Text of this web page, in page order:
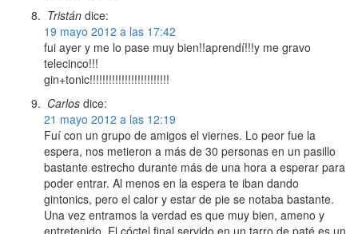
Tristán dice:
19 mayo 2012 a las 17:42
fui ayer y me lo pase muy bien!!aprendí!!!y me gravo
telecinco!!!
gin+tonic!!!!!!!!!!!!!!!!!!!!!!!!!
Carlos dice:
21 mayo 2012 a las 12:19
Fuí con un grupo de amigos el viernes. Lo peor fue la
espera, nos metieron a más de 30 personas en un pasillo
bastante estrecho durante más de una hora a esperar para
poder entrar. Al menos en la espera te iban dando
gintonics, pero el calor y estar de pie se notaba bastante.
Una vez entramos la verdad es que muy bien, ameno y
entretenido. El cóctel final servido en un tarro de paté es un